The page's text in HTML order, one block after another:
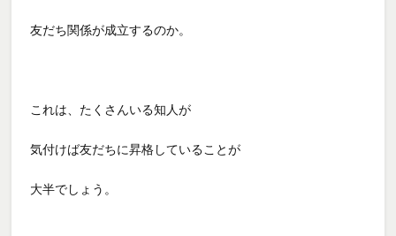
友だち関係が成立するのか。
これは、たくさんいる知人が
気付けば友だちに昇格していることが
大半でしょう。